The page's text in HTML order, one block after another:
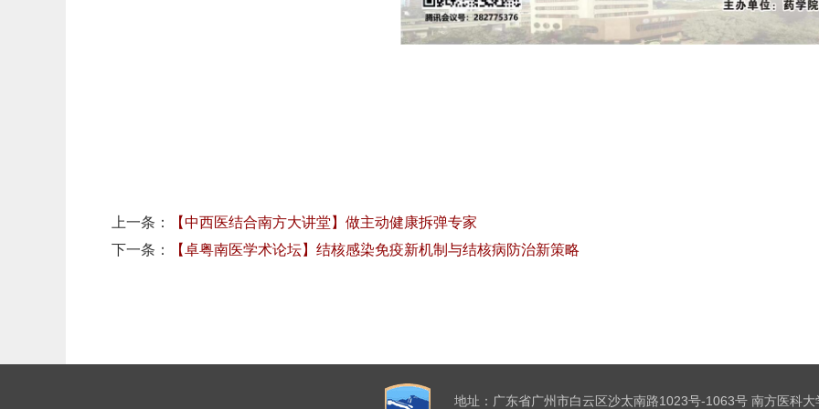
上一条：
【中西医结合南方大讲堂】做主动健康拆弹专家
下一条：
【卓粤南医学术论坛】结核感染免疫新机制与结核病防治新策略
地址：广东省广州市白云区沙太南路1023号-1063号 南方医科大